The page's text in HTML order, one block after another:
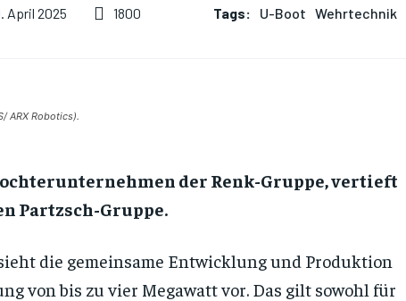
April 2025 1800 Tags: U-Boot Wehrtechnik
ARX Robotics).
der Renk-Gruppe, vertieft
Partzsch-Gruppe.
die gemeinsame Entwicklung und Produktion
von bis zu vier Megawatt vor. Das gilt sowohl für